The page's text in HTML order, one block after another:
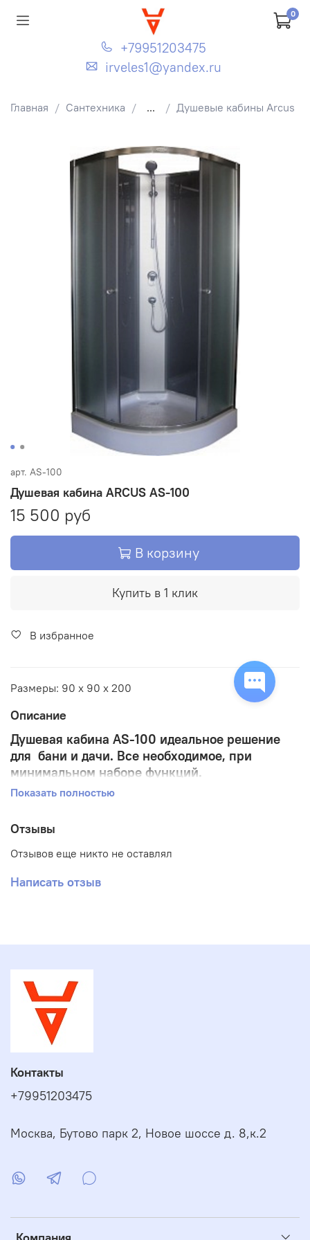
0
+79951203475
irveles1@yandex.ru
Главная Сантехника ... Душевые кабины Arcus
арт. AS-100
Душевая кабина ARCUS AS-100
15 500 руб
В корзину
Купить в 1 клик
В избранное
Размеры: 90 x 90 x 200
Описание
Душевая кабина AS-100 идеальное решение
для бани и дачи. Все необходимое, при
минимальном наборе функций.
поддон низкий 15см
задние стекла матовые «серебро»
центральная панель пластик «серебро»
хромированный алюминиевый профиль
смеситель
слив нажимной «click-clack» с сифоном
Показать полностью
Отзывы
Отзывов еще никто не оставлял
Написать отзыв
Контакты
+79951203475
Москва, Бутово парк 2, Новое шоссе д. 8,к.2